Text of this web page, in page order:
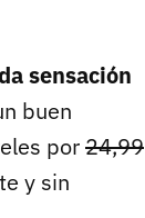
sensación
buen
por24,99
y sin